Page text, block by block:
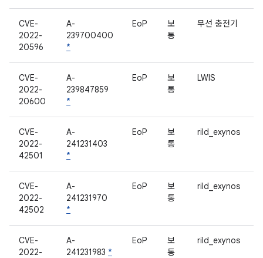
CVE-
2022-
20596
A-
239700400
*
EoP
보
통
무선 충전기
CVE-
2022-
20600
A-
239847859
*
EoP
보
통
LWIS
CVE-
2022-
42501
A-
241231403
*
EoP
보
통
rild_exynos
CVE-
2022-
42502
A-
241231970
*
EoP
보
통
rild_exynos
CVE-
2022-
A-
241231983 *
EoP
보
통
rild_exynos